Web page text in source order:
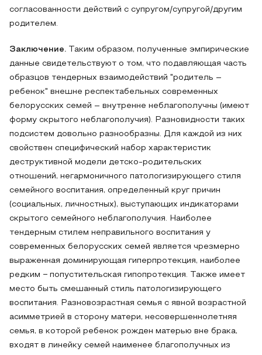
согласованности действий с супругом/супругой/другим
родителем.
Заключение. Таким образом, полученные эмпирические
данные свидетельствуют о том, что подавляющая часть
образцов тендерных взаимодействий "родитель –
ребенок" внешне респектабельных современных
белорусских семей – внутренне неблагополучны (имеют
форму скрытого неблагополучия). Разновидности таких
подсистем довольно разнообразны. Для каждой из них
свойствен специфический набор характеристик
деструктивной модели детско-родительских
отношений, негармоничного патологизирующего стиля
семейного воспитания, определенный круг причин
(социальных, личностных), выступающих индикаторами
скрытого семейного неблагополучия. Наиболее
тендерным стилем неправильного воспитания у
современных белорусских семей является чрезмерно
выраженная доминирующая гиперпротекция, наиболее
редким − попустительская гипопротекция. Также имеет
место быть смешанный стиль патологизирующего
воспитания. Разновозрастная семья с явной возрастной
асимметрией в сторону матери, несовершеннолетняя
семья, в которой ребенок рожден матерью вне брака,
входят в линейку семей наименее благополучных из